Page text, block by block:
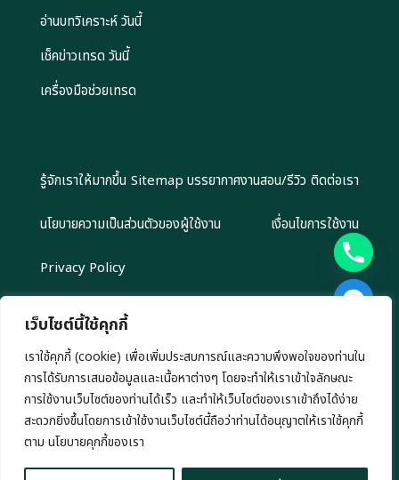
เว็บไซต์นี้ใช้คุกกี้
เราใช้คุกกี้ (cookie) เพื่อเพิ่มประสบการณ์และความพึงพอใจของท่านใน
การได้รับการเสนอข้อมูลและเนื้อหาต่างๆ โดยจะทำให้เราเข้าใจลักษณะ
การใช้งานเว็บไซต์ของท่านได้เร็ว และทำให้เว็บไซต์ของเราเข้าถึงได้ง่าย
สะดวกยิ่งขึ้นโดยการเข้าใช้งานเว็บไซต์นี้ถือว่าท่านได้อนุญาตให้เราใช้คุกกี้
ตาม นโยบายคุกกี้ของเรา
อ่านบทวิเคราะห์ วันนี้
เช็คข่าวเทรด วันนี้
เครื่องมือช่วยเทรด
รู้จักเราให้มากขึ้น Sitemap บรรยากาศงานสอน/รีวิว ติดต่อเรา
นโยบายความเป็นส่วนตัวของผู้ใช้งาน เงื่อนไขการใช้งาน
Privacy Policy
Copyright 2024 EliteGroupAcademy.com © สงวนลิขสิทธิ์ตาม
กฎหมาย ห้ามนำไปทำซ้ำ หรือคัดลอกข้อมูลโดยไม่ได้รับอนุญาต
เรามีนโยบาย นำเสนอข้อมูลอย่างโปร่งสัยและเป็นกลาง ทุกข้อมูลที่นำเสนอ เรา
ไม่มีเจตนาชักชวนการลงทุน หรือ ชี้นำการลงทุนใดๆ ทั้งสิ้น
chaty